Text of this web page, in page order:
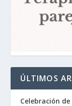
ÚLTIMOS
Celebración